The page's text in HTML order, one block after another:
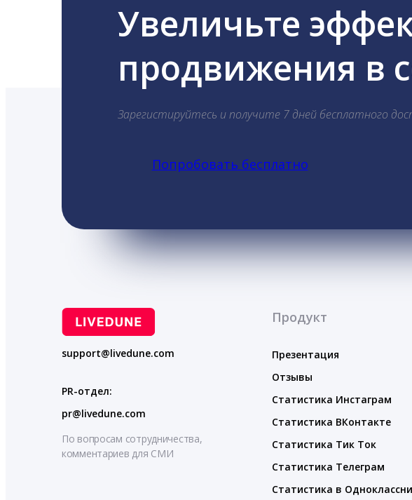
Увеличьте
продвижения в
Зарегистируйтесь и получите 7 дней бесплатного
Попробовать бесплатно
support@livedune.com
PR-отдел:
pr@livedune.com
По вопросам сотрудничества,
комментариев для СМИ
Продукт
Презентация
Отзывы
Статистика Инстаграм
Статистика ВКонтакте
Статистика Тик Ток
Статистика Телеграм
Статистика в